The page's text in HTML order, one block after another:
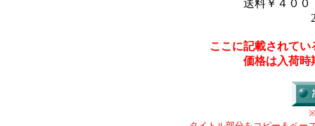
送料￥４００
ここに記載されて
価格は入荷時